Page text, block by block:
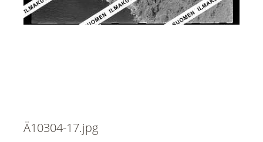
Ä10304-17.jpg